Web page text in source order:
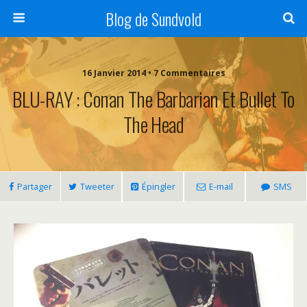
Blog de Sundvold
16 Janvier 2014 • 7 Commentaires
BLU-RAY : Conan The Barbarian Et Bullet To
The Head
Partager Tweeter Épingler E-mail SMS